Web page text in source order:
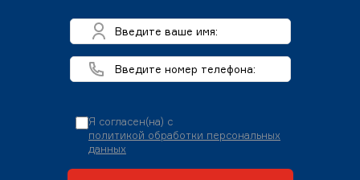
Я согласен(на) с
политикой обработки персональных
данных